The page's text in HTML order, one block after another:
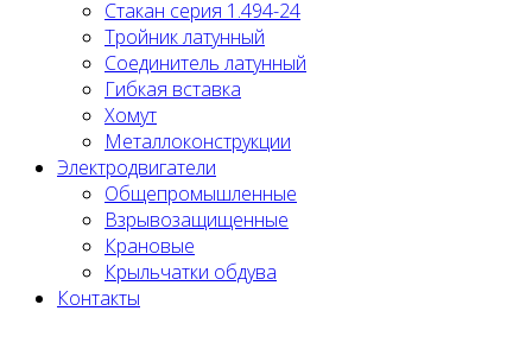
Стакан серия 1.494-24
Тройник латунный
Соединитель латунный
Гибкая вставка
Хомут
Металлоконструкции
Электродвигатели
Общепромышленные
Взрывозащищенные
Крановые
Крыльчатки обдува
Контакты